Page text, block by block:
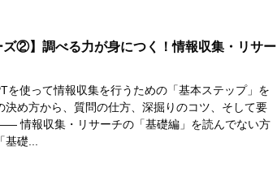
ズ②】調べる力が身につく！情報収集・リサー
を使って情報収集を行うための「基本ステップ」を
決め方から、質問の仕方、深掘りのコツ、そして要
情報収集・リサーチの「基礎編」を読んでない方
礎...